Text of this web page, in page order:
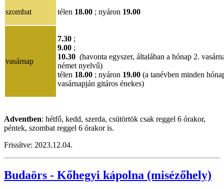
szombat télen 18.00 ; nyáron 19.00
vasárnap
7.30 ;
9.00 ;
10.30 (havonta egyszer, általában a hónap 2.
német nyelvű)
télen 18.00 ; nyáron 19.00 (a tanévben minden
vasárnapján gitáros énekes)
Adventben: hétfő, kedd, szerda, csütörtök csak reggel 6 órakor,
péntek, szombat reggel 6 órakor is.
Frissítve: 2023.12.04.
Budaörs - Kőhegyi kápolna (misézőhely)